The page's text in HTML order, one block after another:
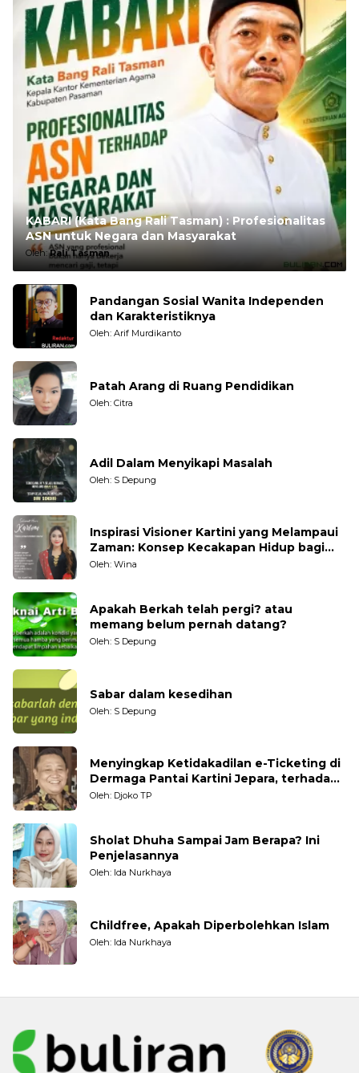
KABARI (Kata Bang Rali Tasman) : Profesionalitas
ASN untuk Negara dan Masyarakat
Oleh:Rali Tasman
Pandangan Sosial Wanita Independen
dan Karakteristiknya
Oleh: Arif Murdikanto
Patah Arang di Ruang Pendidikan
Oleh: Citra
Adil Dalam Menyikapi Masalah
Oleh: S Depung
Inspirasi Visioner Kartini yang Melampaui
Zaman: Konsep Kecakapan Hidup bagi
Generasi Muda
Oleh: Wina
Apakah Berkah telah pergi? atau
memang belum pernah datang?
Oleh: S Depung
Sabar dalam kesedihan
Oleh: S Depung
Menyingkap Ketidakadilan e-Ticketing di
Dermaga Pantai Kartini Jepara, terhadap
Nelayan Tradisional
Oleh: Djoko TP
Sholat Dhuha Sampai Jam Berapa? Ini
Penjelasannya
Oleh: Ida Nurkhaya
Childfree, Apakah Diperbolehkan Islam
Oleh: Ida Nurkhaya